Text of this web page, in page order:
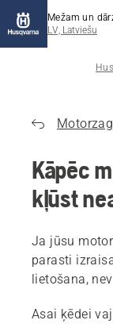
Mežam un
LV, Latviešu
Kāpēc
kļūst
Ja jūsu
parasti
lietošana,
Asai ķēdei